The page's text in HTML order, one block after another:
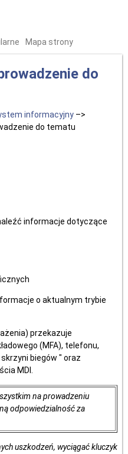
Mapa strony
do
informacyjny –>
do tematu
informacje dotyczące
o aktualnym trybie
przekazuje
(MFA), telefonu,
biegów " oraz
MDI.
na prowadzeniu
odpowiedzialność za
uszkodzeń, wyciągać kluczyk